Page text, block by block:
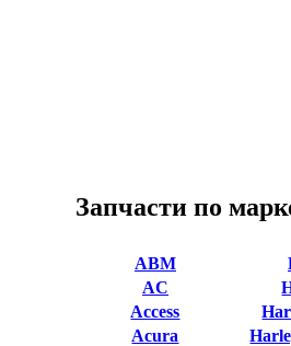
Запчасти по
ABM
AC
Access
Acura